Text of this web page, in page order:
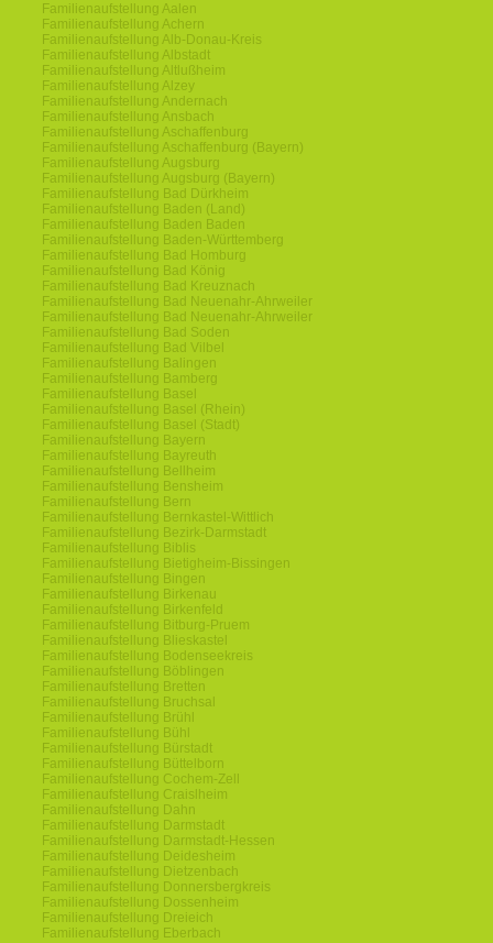
Familienaufstellung Aalen
Familienaufstellung Achern
Familienaufstellung Alb-Donau-Kreis
Familienaufstellung Albstadt
Familienaufstellung Altlußheim
Familienaufstellung Alzey
Familienaufstellung Andernach
Familienaufstellung Ansbach
Familienaufstellung Aschaffenburg
Familienaufstellung Aschaffenburg (Bayern)
Familienaufstellung Augsburg
Familienaufstellung Augsburg (Bayern)
Familienaufstellung Bad Dürkheim
Familienaufstellung Baden (Land)
Familienaufstellung Baden Baden
Familienaufstellung Baden-Württemberg
Familienaufstellung Bad Homburg
Familienaufstellung Bad König
Familienaufstellung Bad Kreuznach
Familienaufstellung Bad Neuenahr-Ahrweiler
Familienaufstellung Bad Neuenahr-Ahrweiler
Familienaufstellung Bad Soden
Familienaufstellung Bad Vilbel
Familienaufstellung Balingen
Familienaufstellung Bamberg
Familienaufstellung Basel
Familienaufstellung Basel (Rhein)
Familienaufstellung Basel (Stadt)
Familienaufstellung Bayern
Familienaufstellung Bayreuth
Familienaufstellung Bellheim
Familienaufstellung Bensheim
Familienaufstellung Bern
Familienaufstellung Bernkastel-Wittlich
Familienaufstellung Bezirk-Darmstadt
Familienaufstellung Biblis
Familienaufstellung Bietigheim-Bissingen
Familienaufstellung Bingen
Familienaufstellung Birkenau
Familienaufstellung Birkenfeld
Familienaufstellung Bitburg-Pruem
Familienaufstellung Blieskastel
Familienaufstellung Bodenseekreis
Familienaufstellung Böblingen
Familienaufstellung Bretten
Familienaufstellung Bruchsal
Familienaufstellung Brühl
Familienaufstellung Bühl
Familienaufstellung Bürstadt
Familienaufstellung Büttelborn
Familienaufstellung Cochem-Zell
Familienaufstellung Craislheim
Familienaufstellung Dahn
Familienaufstellung Darmstadt
Familienaufstellung Darmstadt-Hessen
Familienaufstellung Deidesheim
Familienaufstellung Dietzenbach
Familienaufstellung Donnersbergkreis
Familienaufstellung Dossenheim
Familienaufstellung Dreieich
Familienaufstellung Eberbach